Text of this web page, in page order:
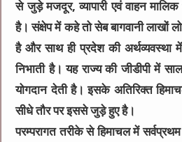
से जुड़े मजदूर, व्यापारी एवं वाहन
है। संक्षेप में कहे तो सेब बागवानी लाखों
है और साथ ही प्रदेश की अर्थव्यवस्था में
निभाती है। यह राज्य की जीडीपी में
योगदान देती है। इसके अतिरिक्त
सीधे तौर पर इससे जुड़े हुए है।
परम्परागत तरीके से हिमाचल में